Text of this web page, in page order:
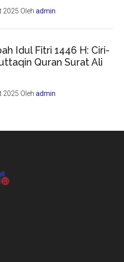
2025 Olehadmin
Idul Fitri 1446 H: Ciri-
Quran Surat Ali
2025 Olehadmin